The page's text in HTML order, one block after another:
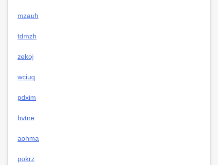
mzauh
tdmzh
zekoj
wciuq
pdxim
bvtne
aohma
pokrz